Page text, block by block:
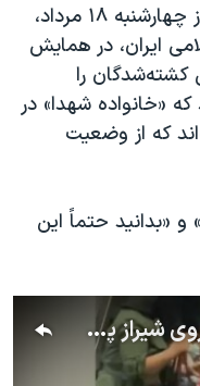
به گزارش خبرگزاری‌ها در ایران در روز چهارشنبه ۱۸ مرداد،
ایران، در همایش
کشته‌شدگان را
که «خانواده شهدا» در
که از وضعیت
«بدانید حتماً این
از حال رفتن دختر جوان در متروی شیراز پس از درگیری با ماموران